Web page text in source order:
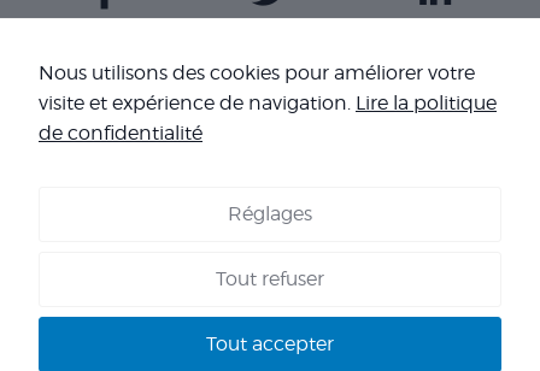
Contactez-nous
Copyright 2026 - Corpo’Events Agence événementielle
SIRET : 484 434 477 00036 - TVA : FR70 484 434 477 - RC :
HISCOX HA RCP0278466 - CNIL : 1245532 - AGENT VOYAGES :
Nous utilisons des cookies pour améliorer votre
visite et expérience de navigation. Lire la politique
de confidentialité
Réglages
Tout refuser
Tout accepter